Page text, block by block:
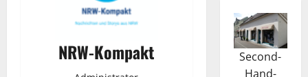
NRW-Kompakt
Second-
Hand-